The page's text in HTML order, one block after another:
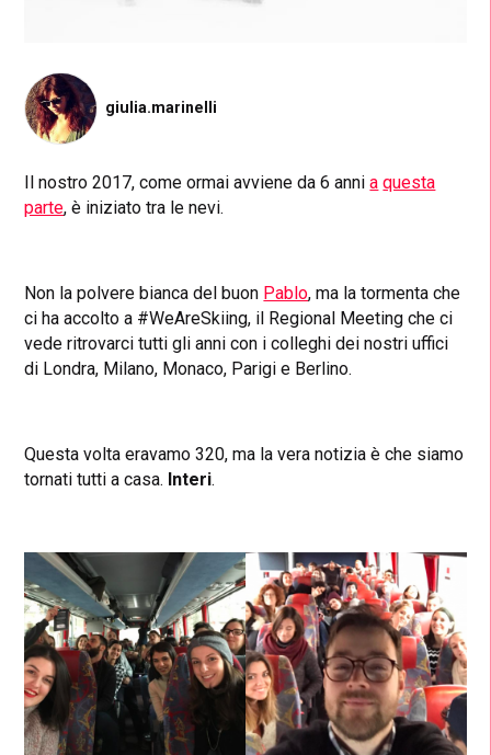
giulia.marinelli
Il nostro 2017, come ormai avviene da 6 annia questa
parte, è iniziato tra le nevi.
Non la polvere bianca del buon Pablo, ma la tormenta che
ci ha accolto a #WeAreSkiing, il Regional Meeting che ci
vede ritrovarci tutti gli anni con i colleghi dei nostri uffici
di Londra, Milano, Monaco, Parigi e Berlino.
Questa volta eravamo 320, ma la vera notizia è che siamo
tornati tutti a casa. Interi.